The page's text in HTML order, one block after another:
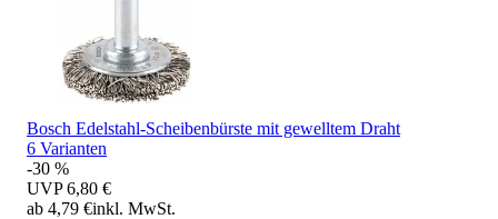
Bosch Edelstahl-Scheibenbürste mit gewelltem Draht
6 Varianten
-30 %
UVP 6,80 €
ab 4,79 €inkl. MwSt.